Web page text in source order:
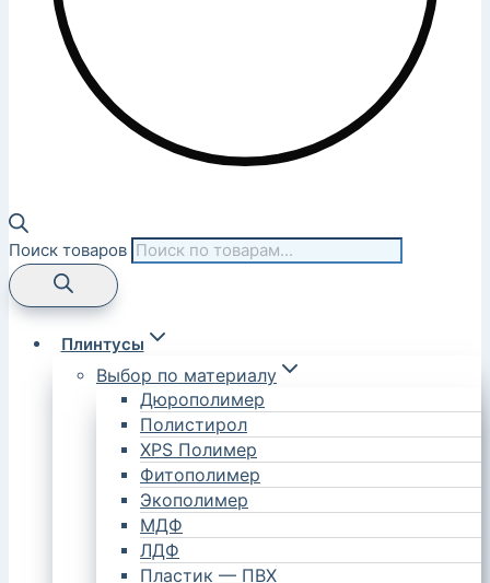
Поиск товаров
Плинтусы
Выбор по материалу
Дюрополимер
Полистирол
XPS Полимер
Фитополимер
Экополимер
МДФ
ЛДФ
Пластик — ПВХ